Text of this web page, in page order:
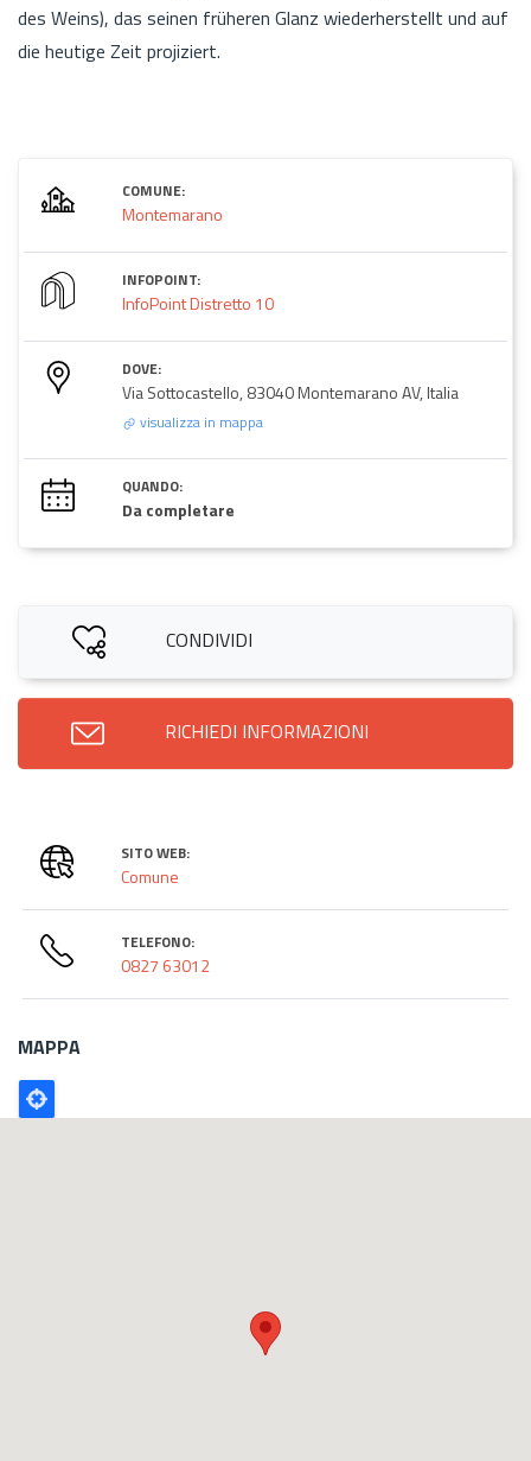
des Weins), das seinen früheren Glanz wiederherstellt und auf
die heutige Zeit projiziert.
COMUNE:
Montemarano
INFOPOINT:
InfoPoint Distretto 10
DOVE:
Via Sottocastello, 83040 Montemarano AV, Italia
visualizza in mappa
QUANDO:
Da completare
CONDIVIDI
RICHIEDI INFORMAZIONI
SITO WEB:
Comune
TELEFONO:
0827 63012
MAPPA
Poligono
GEO